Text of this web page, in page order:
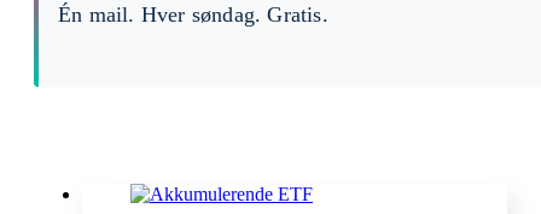
Én mail. Hver søndag. Gratis.